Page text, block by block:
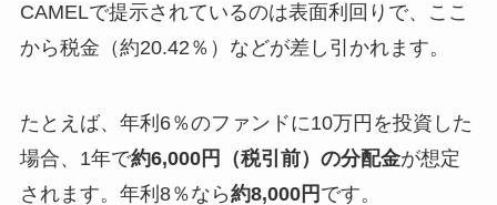
CAMELで提示されているのは表面利回りで、ここ
から税金（約20.42％）などが差し引かれます。
たとえば、年利6％のファンドに10万円を投資した
場合、1年で約6,000円（税引前）の分配金が想定
されます。年利8％なら約8,000円 です。